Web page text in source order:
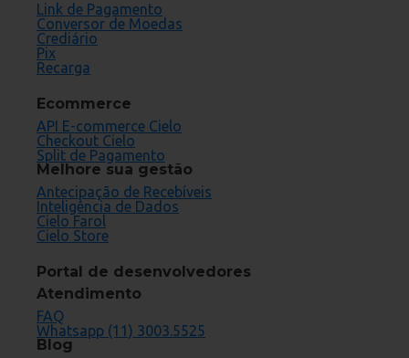
Link de Pagamento
Conversor de Moedas
Crediário
Pix
Recarga
Ecommerce
API E-commerce Cielo
Checkout Cielo
Split de Pagamento
Melhore sua gestão
Antecipação de Recebíveis
Inteligência de Dados
Cielo Farol
Cielo Store
Portal de desenvolvedores
Atendimento
FAQ
Whatsapp (11) 3003.5525
Blog